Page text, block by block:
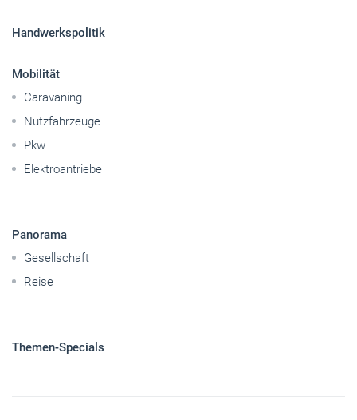
Handwerkspolitik
Mobilität
Caravaning
Nutzfahrzeuge
Pkw
Elektroantriebe
Panorama
Gesellschaft
Reise
Themen-Specials